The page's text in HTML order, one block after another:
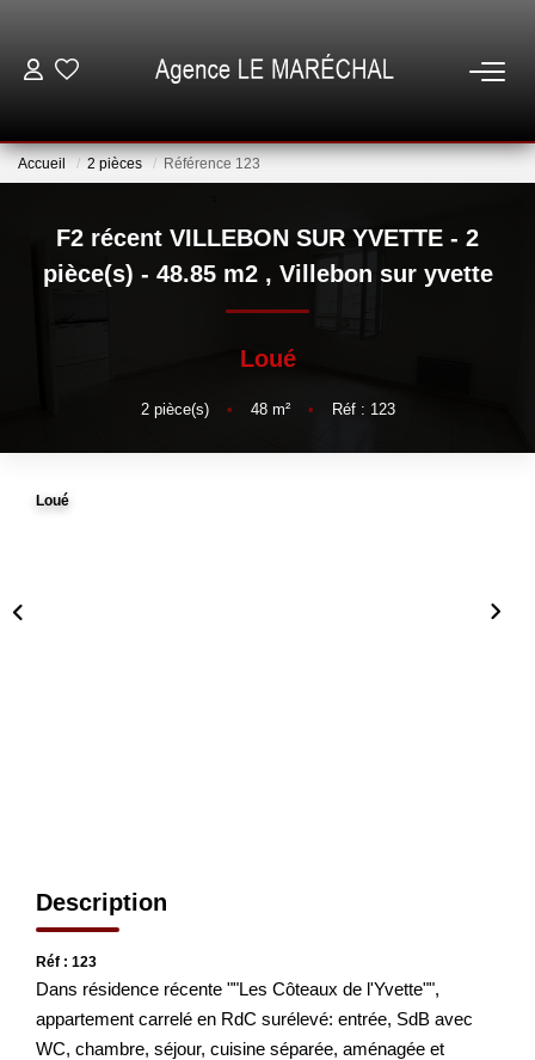
NOTRE AGENCE
GESTION
Accueil 2 pièces Référence 123
F2 récent VILLEBON SUR YVETTE - 2
pièce(s) - 48.85 m2 , Villebon sur yvette
Loué
2pièce(s) • 48m² • Réf : 123
Loué
Description
Réf : 123
Dans résidence récente ""Les Côteaux de l'Yvette"",
appartement carrelé en RdC surélevé: entrée, SdB avec
WC, chambre, séjour, cuisine séparée, aménagée et